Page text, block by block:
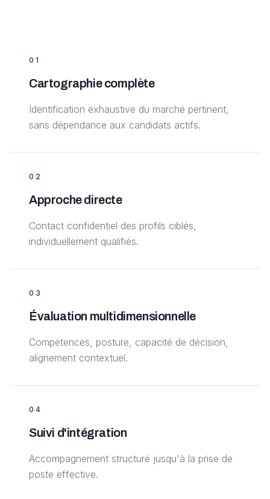
0 1
Cartographie complète
Identification exhaustive du marché pertinent,
sans dépendance aux candidats actifs.
0 2
Approche directe
Contact confidentiel des profils ciblés,
individuellement qualifiés.
0 3
Évaluation multidimensionnelle
Compétences, posture, capacité de décision,
alignement contextuel.
0 4
Suivi d'intégration
Accompagnement structuré jusqu'à la prise de
poste effective.